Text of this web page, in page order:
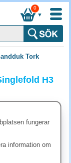
▼
0
Tork
H3
fungerar
information om